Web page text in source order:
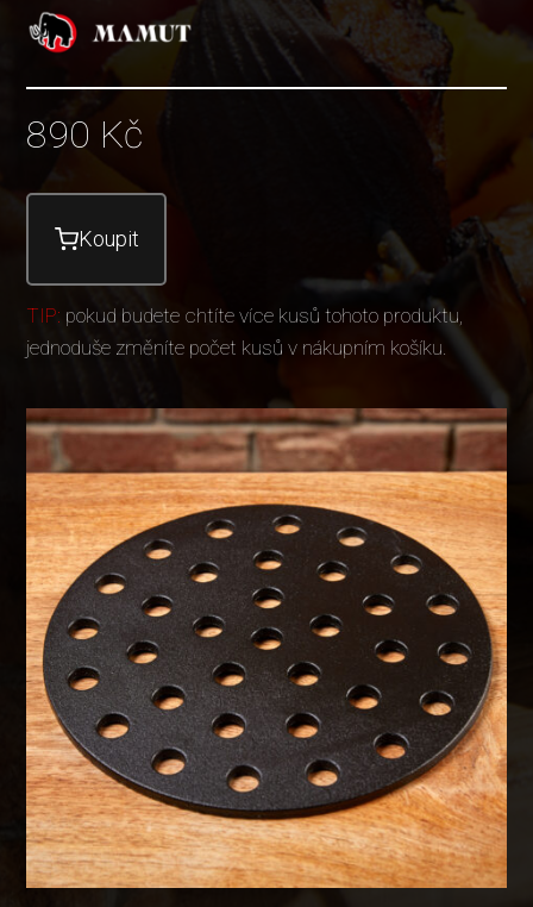
890 Kč
Koupit
TIP: pokud budete chtíte více kusů tohoto produktu,
jednoduše změníte počet kusů v nákupním košíku.